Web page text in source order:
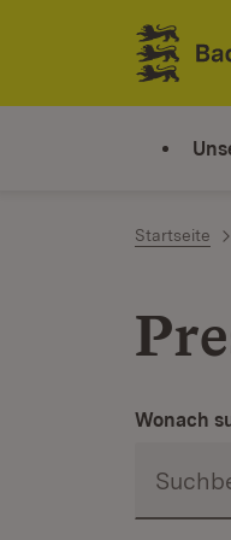
Zum Inhalt
Link zur
Startseite
Wonach